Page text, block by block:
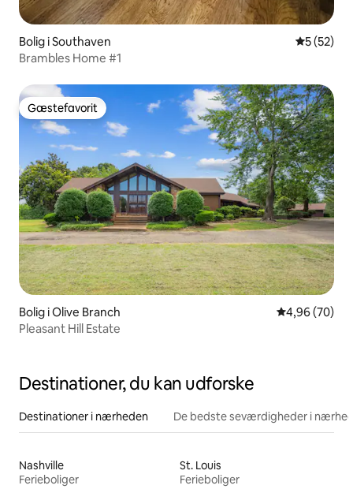
Bolig i Southaven 5 ud af 5 i
5 (52)
Brambles Home #1
Gæstefavorit
Gæstefavorit
Bolig i Olive Branch 4,96 ud af 5 i
4,96 (70)
Pleasant Hill Estate
Destinationer, du kan udforske
Destinationer i nærheden De bedste seværdigheder i
Nashville
Ferieboliger
St. Louis
Ferieboliger